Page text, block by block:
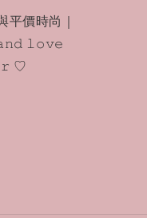
平價時尚｜
𝚕𝚘𝚟𝚎
♡